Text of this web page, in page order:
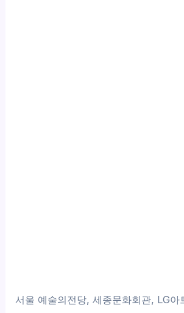
서울 예술의전당, 세종문화회관, LG아